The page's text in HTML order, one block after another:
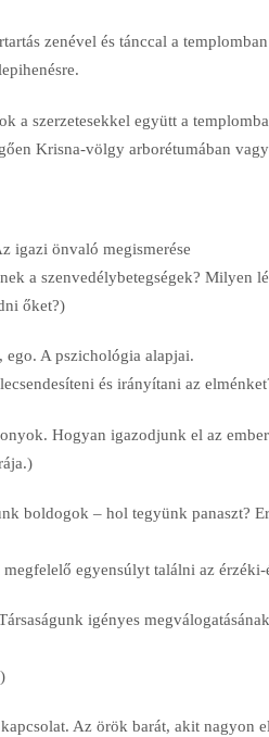
zenével és tánccal a
a szerzetesekkel együtt a
Krisna-völgy arborétumában
igazi önvaló megismerése
a szenvedélybetegségek? Milyen
őket?)
A pszichológia alapjai.
és irányítani az
Hogyan igazodjunk el az
boldogok – hol tegyünk panaszt?
egyensúlyt találni az
igényes
Az örök barát, akit nagyon